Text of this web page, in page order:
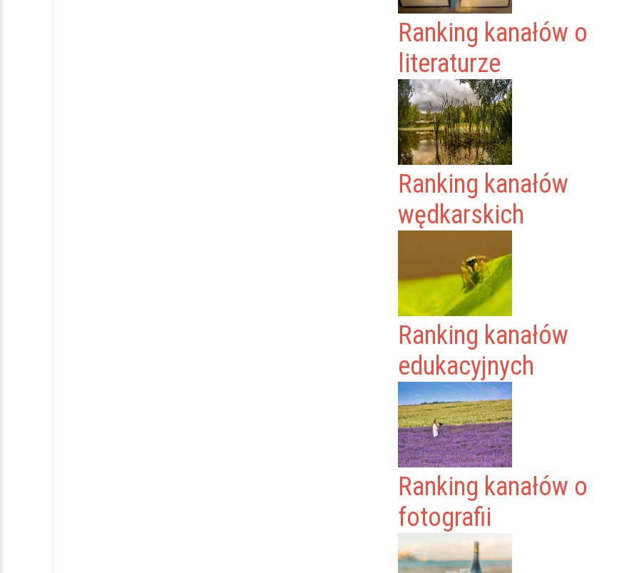
Ranking kanałów o
literaturze
Ranking kanałów
wędkarskich
Ranking kanałów
edukacyjnych
Ranking kanałów o
fotografii